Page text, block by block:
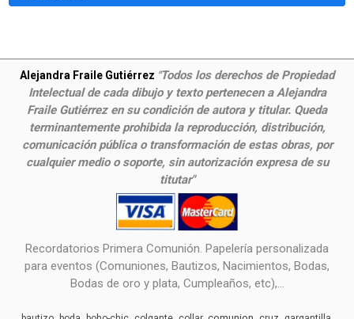
Alejandra Fraile Gutiérrez "Todos los derechos de Propiedad
Intelectual de cada dibujo y texto pertenecen a Alejandra
Fraile Gutiérrez en su condición de autora y titular. Queda
terminantemente prohibida la reproducción, distribución,
comunicación pública o transformación de estas obras, por
cualquier medio o soporte, sin autorización expresa de su
titutar"
Recordatorios Primera Comunión. Papelería personalizada
para eventos (Comuniones, Bautizos, Nacimientos, Bodas,
Bodas de oro y plata, Cumpleaños, etc),...